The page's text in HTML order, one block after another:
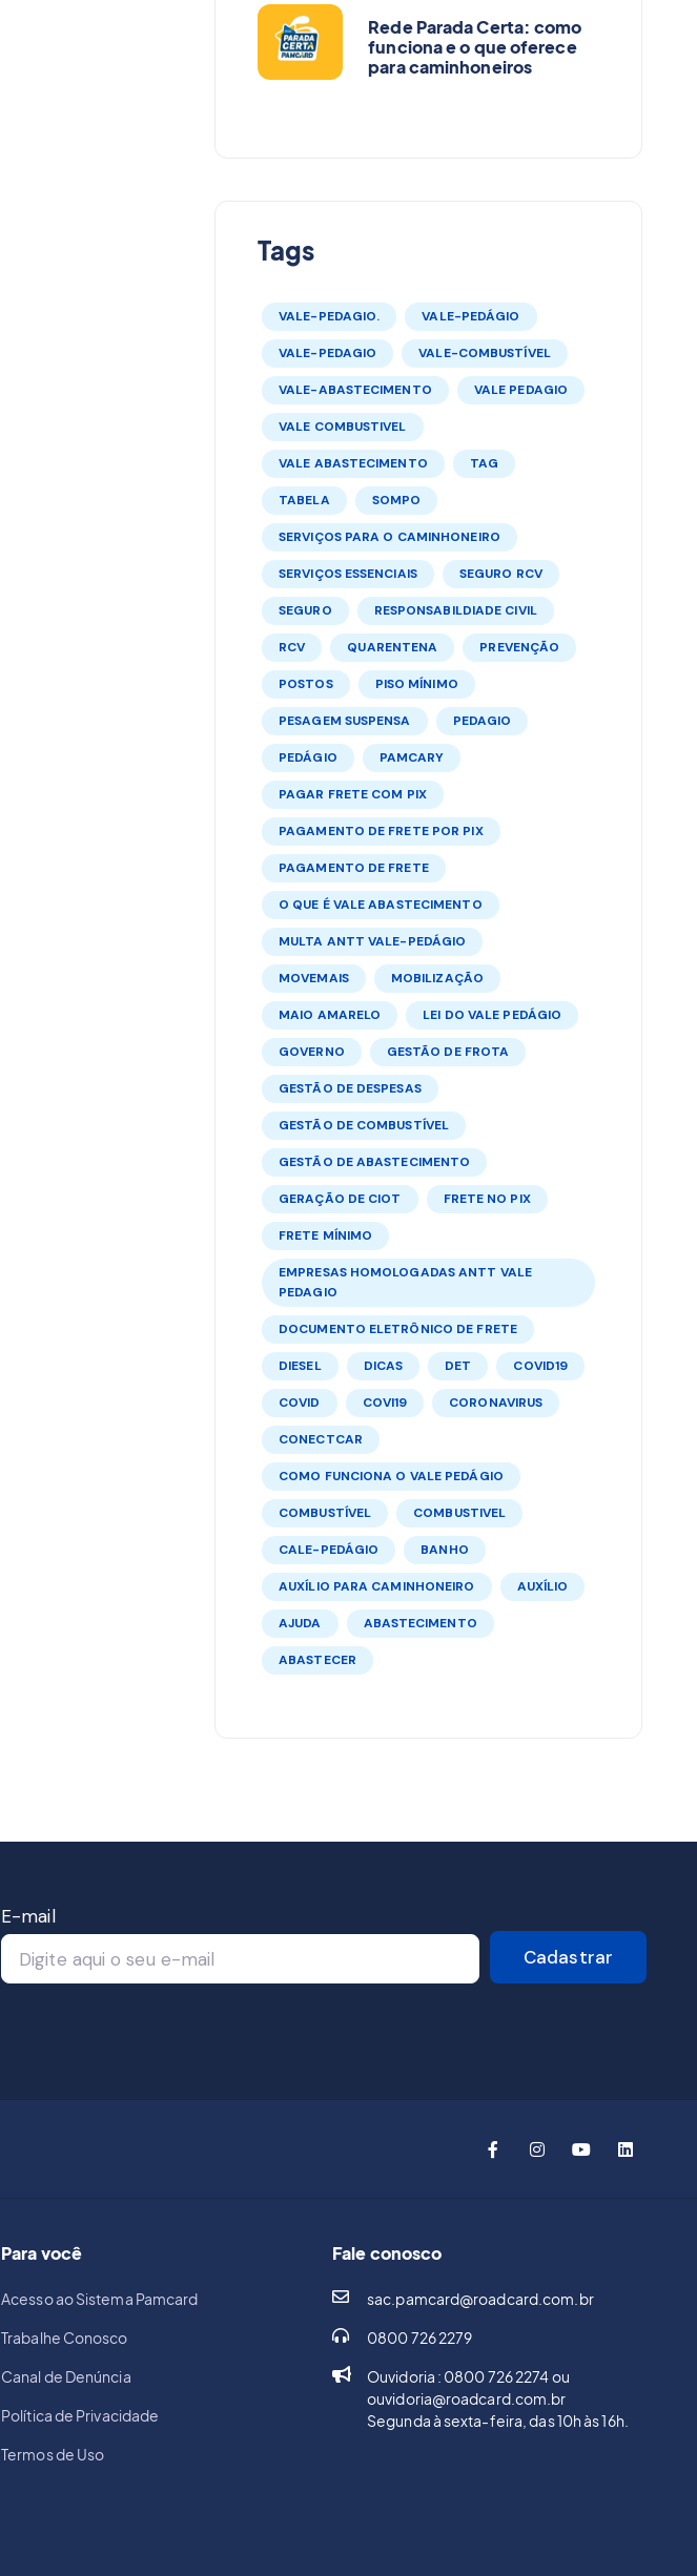
Rede Parada Certa: como
funciona e o que oferece
para caminhoneiros
Tags
VALE-PEDAGIO. VALE-PEDÁGIO
VALE-PEDAGIO VALE-COMBUSTÍVEL
VALE-ABASTECIMENTO VALE PEDAGIO
VALE COMBUSTIVEL
VALE ABASTECIMENTO TAG
TABELA SOMPO
SERVIÇOS PARA O CAMINHONEIRO
SERVIÇOS ESSENCIAIS SEGURO RCV
SEGURO RESPONSABILDIADE CIVIL
RCV QUARENTENA PREVENÇÃO
POSTOS PISO MÍNIMO
PESAGEM SUSPENSA PEDAGIO
PEDÁGIO PAMCARY
PAGAR FRETE COM PIX
PAGAMENTO DE FRETE POR PIX
PAGAMENTO DE FRETE
O QUE É VALE ABASTECIMENTO
MULTA ANTT VALE-PEDÁGIO
MOVEMAIS MOBILIZAÇÃO
MAIO AMARELO LEI DO VALE PEDÁGIO
GOVERNO GESTÃO DE FROTA
GESTÃO DE DESPESAS
GESTÃO DE COMBUSTÍVEL
GESTÃO DE ABASTECIMENTO
GERAÇÃO DE CIOT FRETE NO PIX
FRETE MÍNIMO
EMPRESAS HOMOLOGADAS ANTT VALE
PEDAGIO
DOCUMENTO ELETRÔNICO DE FRETE
DIESEL DICAS DET COVID19
COVID COVI19 CORONAVIRUS
CONECTCAR
COMO FUNCIONA O VALE PEDÁGIO
COMBUSTÍVEL COMBUSTIVEL
CALE-PEDÁGIO BANHO
AUXÍLIO PARA CAMINHONEIRO AUXÍLIO
AJUDA ABASTECIMENTO
ABASTECER
E-mail
Cadastrar
Para você
Acesso ao Sistema Pamcard
Trabalhe Conosco
Canal de Denúncia
Política de Privacidade
Termos de Uso
Fale conosco
sac.pamcard@roadcard.com.br
0800 726 2279
Ouvidoria : 0800 726 2274 ou
ouvidoria@roadcard.com.br
Segunda à sexta-feira, das 10h às 16h.